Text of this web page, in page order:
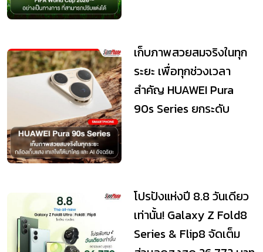
เก็บภาพสวยสมจริงในทุก
ระยะ เพื่อทุกช่วงเวลา
สำคัญ HUAWEI Pura
90s Series ยกระดับ
โปรปังแห่งปี 8.8 วันเดียว
เท่านั้น! Galaxy Z Fold8
Series & Flip8 จัดเต็ม